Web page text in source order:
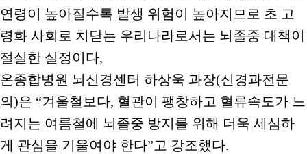
연령이 높아질수록 발생 위험이 높아지므로 초 고
령화 사회로 치닫는 우리나라로서는 뇌졸중 대책이
절실한 실정이다,
온종합병원 뇌신경센터 하상욱 과장(신경과전문
의)은 “겨울철보다, 혈관이 팽창하고 혈류속도가 느
려지는 여름철에 뇌졸중 방지를 위해 더욱 세심하
게 관심을 기울여야 한다”고 강조했다.